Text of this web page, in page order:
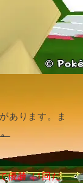
あります。ま
優勝（1回だ